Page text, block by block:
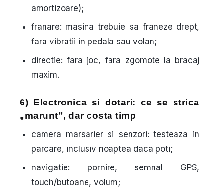
amortizoare);
franare: masina trebuie sa franeze drept,
fara vibratii in pedala sau volan;
directie: fara joc, fara zgomote la bracaj
maxim.
6) Electronica si dotari: ce se strica
„marunt”, dar costa timp
camera marsarier si senzori: testeaza in
parcare, inclusiv noaptea daca poti;
navigatie: pornire, semnal GPS,
touch/butoane, volum;